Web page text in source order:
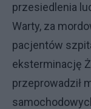
przesiedlenia
Warty, za
pacjentów
eksterminację
przeprowadził